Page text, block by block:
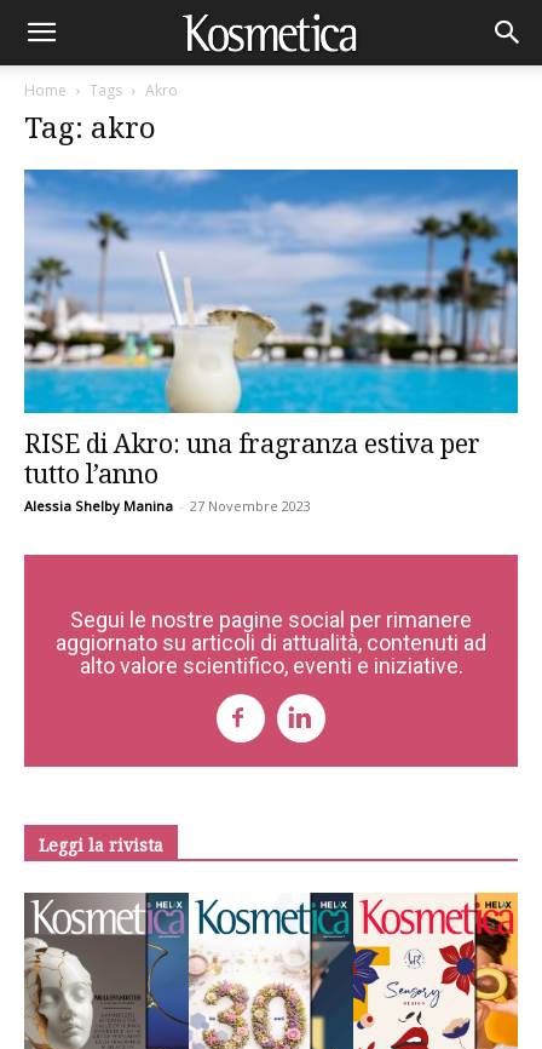
Home Tags Akro
Tag: akro
RISE di Akro: una fragranza estiva per
tutto l’anno
Alessia Shelby Manina - 27 Novembre 2023
Segui le nostre pagine social per rimanere
aggiornato su articoli di attualità, contenuti ad
alto valore scientifico, eventi e iniziative.
Leggi la rivista